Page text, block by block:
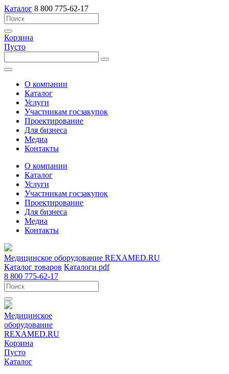
Каталог 8 800 775-62-17
Корзина
Пусто
О компании
Каталог
Услуги
Участникам госзакупок
Проектирование
Для бизнеса
Медиа
Контакты
О компании
Каталог
Услуги
Участникам госзакупок
Проектирование
Для бизнеса
Медиа
Контакты
Медицинское оборудование REXAMED.RU
Каталог товаров Каталоги pdf
8 800 775-62-17
Медицинское
оборудование
REXAMED.RU
Корзина
Пусто
Каталог